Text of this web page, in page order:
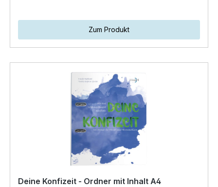
Zum Produkt
Deine Konfizeit - Ordner mit Inhalt A4